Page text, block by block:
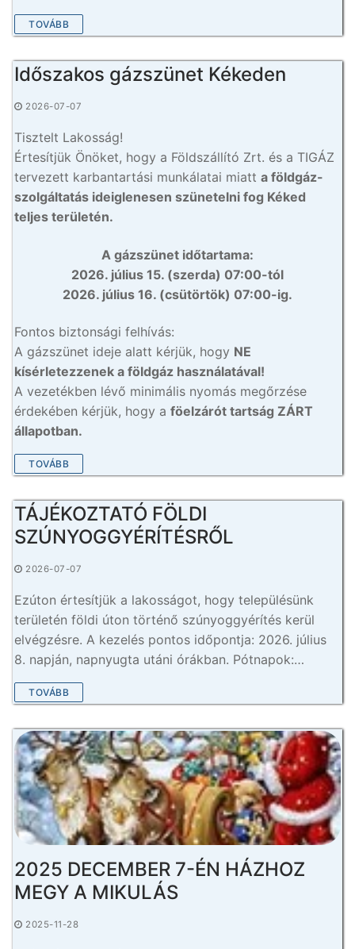
TOVÁBB
Időszakos gázszünet Kékeden
2026-07-07
Tisztelt Lakosság!
Értesítjük Önöket, hogy a Földszállító Zrt. és a TIGÁZ
tervezett karbantartási munkálatai miatt a földgáz-
szolgáltatás ideiglenesen szünetelni fog Kéked
teljes területén.
A gázszünet időtartama:
2026. július 15. (szerda) 07:00-tól
2026. július 16. (csütörtök) 07:00-ig.
Fontos biztonsági felhívás:
A gázszünet ideje alatt kérjük, hogy NE
kísérletezzenek a földgáz használatával!
A vezetékben lévő minimális nyomás megőrzése
érdekében kérjük, hogy a föelzárót tartság ZÁRT
állapotban.
TOVÁBB
TÁJÉKOZTATÓ FÖLDI
SZÚNYOGGYÉRÍTÉSRŐL
2026-07-07
Ezúton értesítjük a lakosságot, hogy településünk
területén földi úton történő szúnyoggyérítés kerül
elvégzésre. A kezelés pontos időpontja: 2026. július
8. napján, napnyugta utáni órákban. Pótnapok:…
TOVÁBB
2025 DECEMBER 7-ÉN HÁZHOZ
MEGY A MIKULÁS
2025-11-28